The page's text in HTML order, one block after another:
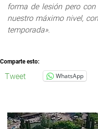
forma de lesión pero
nuestro máximo nivel,
temporada».
Comparte esto:
Tweet WhatsApp